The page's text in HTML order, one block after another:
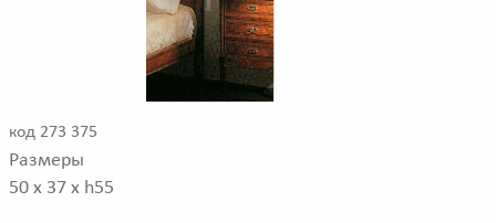
код 273 375
Размеры
50 x 37 x h55